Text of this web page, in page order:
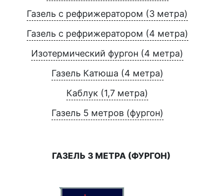
Газель с рефрижератором (3 метра)
Газель с рефрижератором (4 метра)
Изотермический фургон (4 метра)
Газель Катюша (4 метра)
Каблук (1,7 метра)
Газель 5 метров (фургон)
ГАЗЕЛЬ 3 МЕТРА (ФУРГОН)